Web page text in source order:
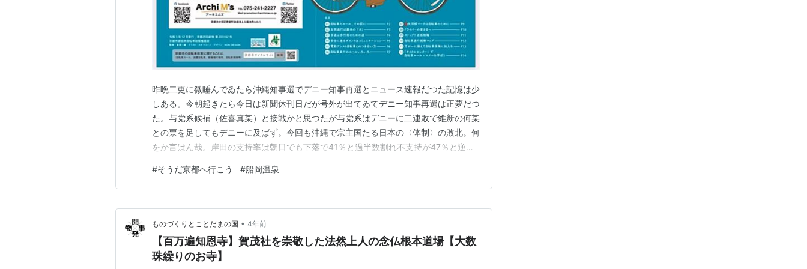
昨晩二更に微睡んでゐたら沖縄知事選でデニー知事再選とニュース速報だつた記憶は少
しある。今朝起きたら今日は新聞休刊日だが号外が出てゐてデニー知事再選は正夢だつ
た。与党系候補（佐喜真某）と接戦かと思つたが与党系はデニーに二連敗で維新の何某
との票を足してもデニーに及ばず。今回も沖縄で宗主国たる日本の〈体制〉の敗北。何
をか言はん哉。岸田の支持率は朝日でも下落で41％と過半数割れ不支持が47％と逆
ど実務実行型。 陰暦八月十七日。気温23.4/34.5度。快晴。肌を灼る灼熱の太陽。北大
路経由で大徳寺。バスを降りるとバス停の前にス…
#そうだ京都へ行こう #船岡温泉
ものづくりとことだまの国 • 4年前
【百万遍知恩寺】賀茂社を崇敬した法然上人の念仏根本道場【大数
珠繰りのお寺】